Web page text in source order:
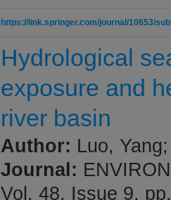
https://link.springer.com/journal/10653/
Hydrological
exposure and
river basin
Author: Luo,
Journal:
Vol. 48, Issue 9,